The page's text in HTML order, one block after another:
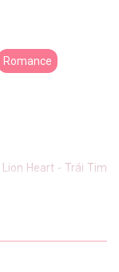
Romance
Lion Heart - Trái Tim